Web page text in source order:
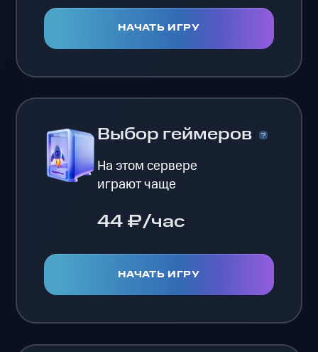
НАЧАТЬ ИГРУ
Выбор геймеров
На этом сервере
играют чаще
44 ₽/час
НАЧАТЬ ИГРУ